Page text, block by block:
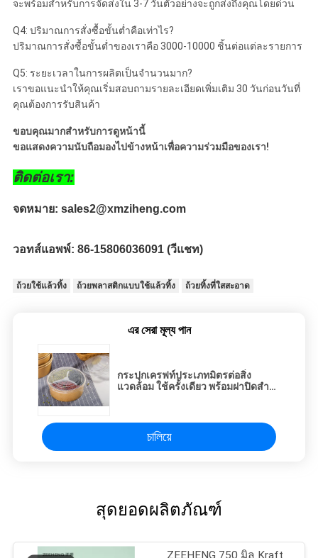
จะพร้อมสำหรับการจัดส่งใน 3-7 วันตัวอย่างจะถูกส่งถึงคุณโดยด่วน
Q4: ปริมาณการสั่งซื้อขั้นต่ำคือเท่าไร?
ปริมาณการสั่งซื้อขั้นต่ำของเราคือ 3000-10000 ชิ้นต่อแต่ละรายการ
Q5: ระยะเวลาในการผลิตเป็นจำนวนมาก?
เราขอแนะนำให้คุณเริ่มสอบถามรายละเอียดเพิ่มเติม 30 วันก่อนวันที่
คุณต้องการรับสินค้า
ขอบคุณมากสำหรับการดูหน้านี้
ขอแสดงความนับถือมองไปข้างหน้าเพื่อความร่วมมือของเรา!
ติดต่อเรา:
จดหมาย: sales2@xmziheng.com
วอทส์แอพพ์: 86-15806036091 (วีแชท)
ถ้วยใช้แล้วทิ้ง ถ้วยพลาสติกแบบใช้แล้วทิ้ง ถ้วยทิ้งที่ใสสะอาด
এর সেরা মূল্য পান
กระปุกเครฟท์ประเภทมิตรต่อสิ่ง
แวดล้อม ใช้ครั้งเดียว พร้อมฝาปิดสําห
চালিয়ে
สุดยอดผลิตภัณฑ์
ZEEHENG 750 มิล Kraft